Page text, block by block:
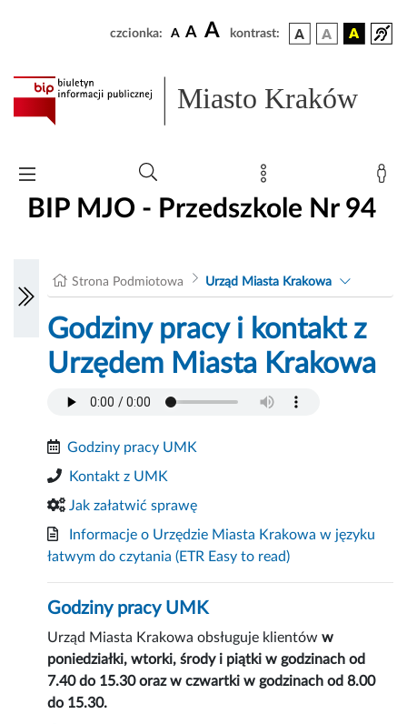
czcionka: A A A kontrast:
Miasto Kraków
BIP MJO - Przedszkole Nr 94
Strona Podmiotowa Urząd Miasta Krakowa
Godziny pracy i kontakt z
Urzędem Miasta Krakowa
Godziny pracy UMK
Kontakt z UMK
Jak załatwić sprawę
Informacje o Urzędzie Miasta Krakowa w języku
łatwym do czytania(ETR Easy to read)
Godziny pracy UMK
Urząd Miasta Krakowa obsługuje klientóww
poniedziałki, wtorki, środy i piątki w godzinach od
7.40 do 15.30 oraz w czwartki w godzinach od 8.00
do 15.30.